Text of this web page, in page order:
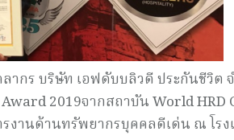
ากร บริษัท เอฟดับบลิวดี ประกันชีวิต
2019จากสถาบันWorld HRD
รงานด้านทรัพยากรบุคคลดีเด่น ณ โร